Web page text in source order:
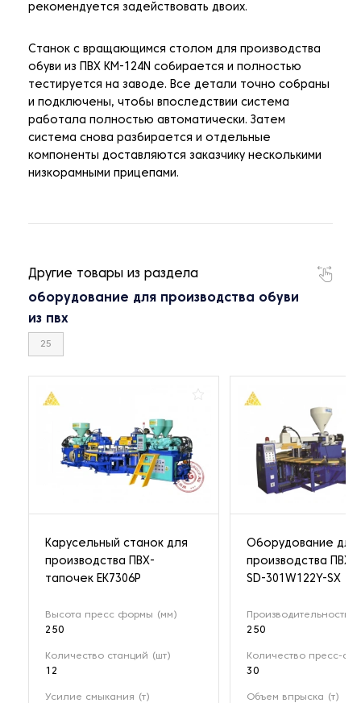
рекомендуется задействовать двоих.
Станок с вращающимся столом для производства
обуви из ПВХ KM-124N собирается и полностью
тестируется на заводе. Все детали точно собраны
и подключены, чтобы впоследствии система
работала полностью автоматически. Затем
система снова разбирается и отдельные
компоненты доставляются заказчику несколькими
низкорамными прицепами.
Другие товары из раздела
оборудование для производства обуви
из пвх
25
Карусельный станок для
производства ПВХ-
тапочек EK7306P
Высота пресс формы (мм)
250
Количество станций (шт)
12
Усилие смыкания (т)
Оборудование для
производства ПВХ-
SD-301W122Y-SX
Производительность
250
Количество пресс-
30
Объем впрыска (т)